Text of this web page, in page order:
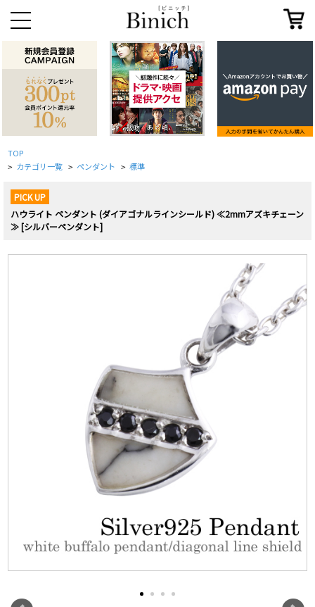
TOP
> カテゴリ一覧 > ペンダント > 標準
PICK UP
ハウライト ペンダント (ダイアゴナルラインシールド) ≪2mmアズキチェーン
≫ [シルバーペンダント]